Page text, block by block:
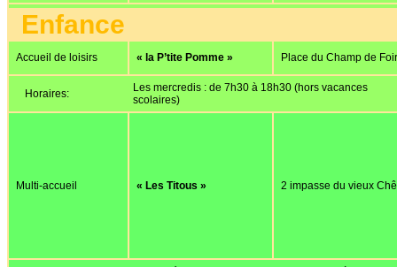
Enfance
Accueil de loisirs « la P’tite Pomme » Place du Champ de
Horaires:
Les mercredis : de 7h30 à 18h30 (hors vacances
scolaires)
Multi-accueil « Les Titous » 2 impasse du vieux